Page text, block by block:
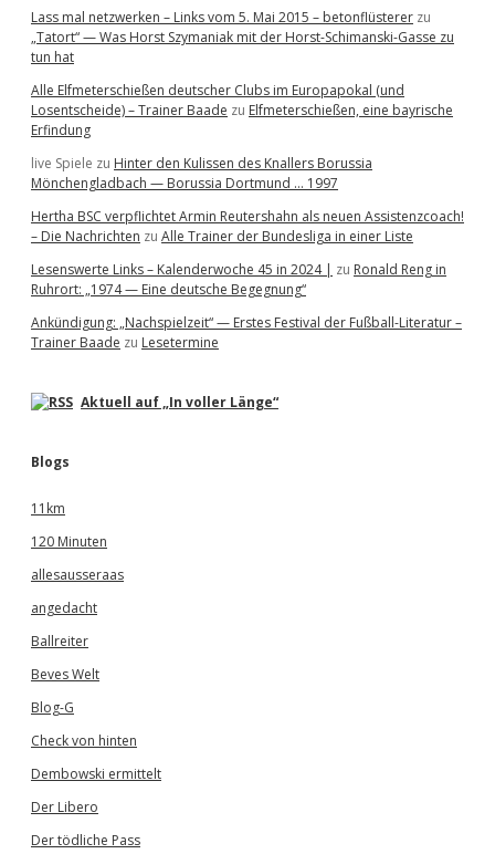
Lass mal netzwerken – Links vom 5. Mai 2015 – betonflüsterer zu
„Tatort“ — Was Horst Szymaniak mit der Horst-Schimanski-Gasse zu
tun hat
Alle Elfmeterschießen deutscher Clubs im Europapokal (und
Losentscheide) – Trainer Baade zu Elfmeterschießen, eine bayrische
Erfindung
live Spiele zu Hinter den Kulissen des Knallers Borussia
Mönchengladbach — Borussia Dortmund … 1997
Hertha BSC verpflichtet Armin Reutershahn als neuen Assistenzcoach!
– Die Nachrichten zu Alle Trainer der Bundesliga in einer Liste
Lesenswerte Links – Kalenderwoche 45 in 2024 | zu Ronald Reng in
Ruhrort: „1974 — Eine deutsche Begegnung“
Ankündigung: „Nachspielzeit“ — Erstes Festival der Fußball-Literatur –
Trainer Baade zu Lesetermine
Aktuell auf „In voller Länge“
Blogs
11km
120 Minuten
allesausseraas
angedacht
Ballreiter
Beves Welt
Blog-G
Check von hinten
Dembowski ermittelt
Der Libero
Der tödliche Pass